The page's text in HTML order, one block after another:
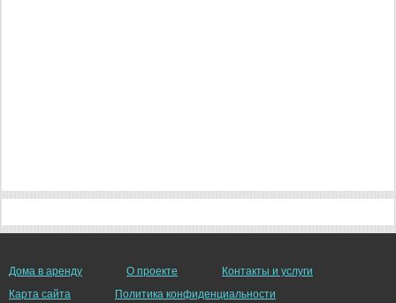
Дома в аренду О проекте
Контакты и услуги
Карта сайта
Политика конфиденциальности